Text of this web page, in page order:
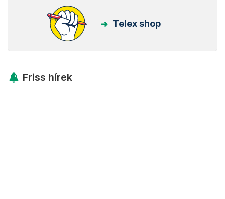
Telex shop
Friss hírek